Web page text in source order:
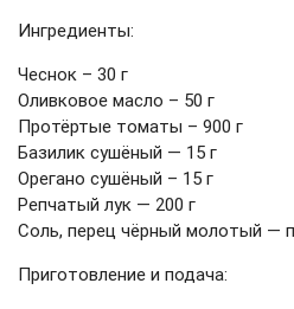
Ингредиенты:
Чеснок – 30 г
Оливковое масло – 50 г
Протёртые томаты – 900 г
Базилик сушёный — 15 г
Орегано сушёный – 15 г
Репчатый лук — 200 г
Соль, перец чёрный молотый —
Приготовление и подача: